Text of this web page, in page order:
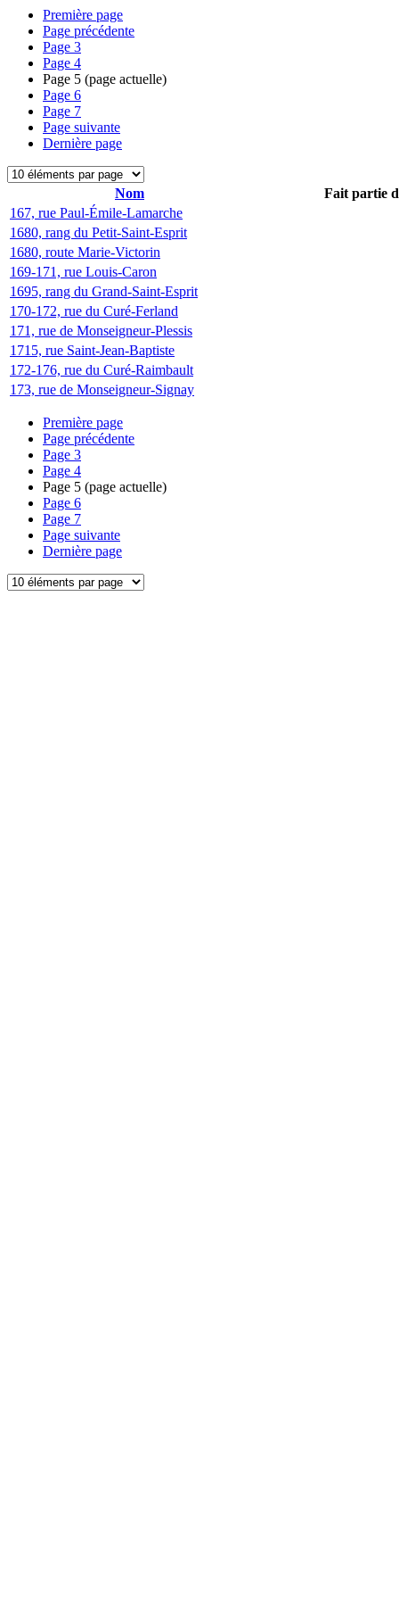
Première page
Page précédente
Page 3
Page 4
Page 5 (page actuelle)
Page 6
Page 7
Page suivante
Dernière page
Nom
Fait partie
167, rue Paul-Émile-Lamarche
1680, rang du Petit-Saint-Esprit
1680, route Marie-Victorin
169-171, rue Louis-Caron
1695, rang du Grand-Saint-Esprit
170-172, rue du Curé-Ferland
171, rue de Monseigneur-Plessis
1715, rue Saint-Jean-Baptiste
172-176, rue du Curé-Raimbault
173, rue de Monseigneur-Signay
Première page
Page précédente
Page 3
Page 4
Page 5 (page actuelle)
Page 6
Page 7
Page suivante
Dernière page